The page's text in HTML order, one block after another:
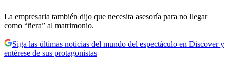
La empresaria también dijo que necesita asesoría para no llegar
como “ñera” al matrimonio.
Siga las últimas noticias del mundo del espectáculo en Discover y
entérese de sus protagonistas